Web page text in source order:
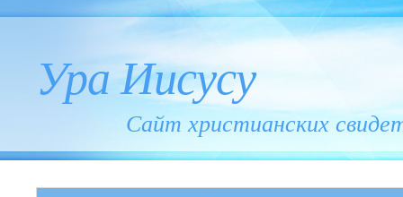
Ура Иисусу
Сайт христианских